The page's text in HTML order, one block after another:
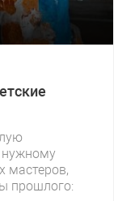
нужному
мастеров,
прошлого: